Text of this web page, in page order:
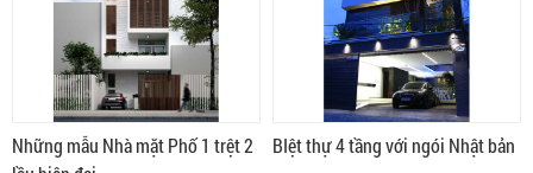
Những mẫu Nhà mặt Phố 1 trệt 2
BIệt thự 4 tầng với ngói Nhật bản